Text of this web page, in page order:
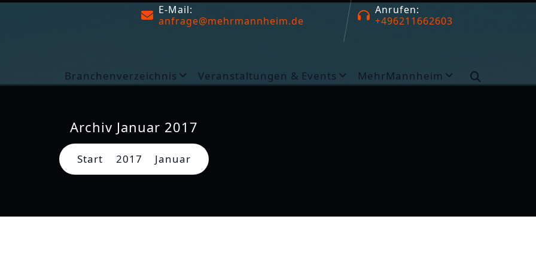
E-Mail:
anfrage@mehrmannheim.de
Anrufen:
+496211662603
Branchenverzeichnis Veranstaltungen & Events MehrMannheim
Archiv Januar 2017
Start 2017 Januar